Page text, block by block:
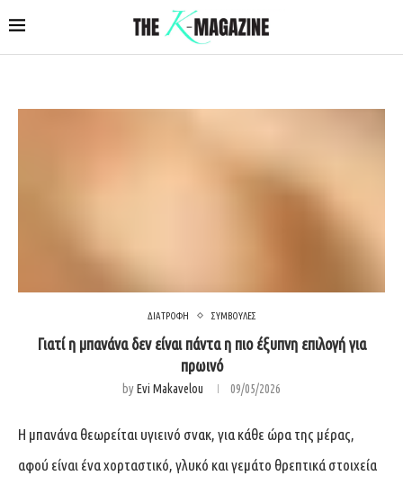
ΔΙΑΤΡΟΦΗ ΣΥΜΒΟΥΛΕΣ
Γιατί η μπανάνα δεν είναι πάντα η πιο έξυπνη επιλογή για
πρωινό
byEvi Makavelou 09/05/2026
Η μπανάνα θεωρείται υγιεινό σνακ, για κάθε ώρα της μέρας,
αφού είναι ένα χορταστικό, γλυκό και γεμάτο θρεπτικά στοιχεία